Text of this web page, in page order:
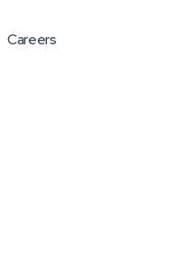
Careers